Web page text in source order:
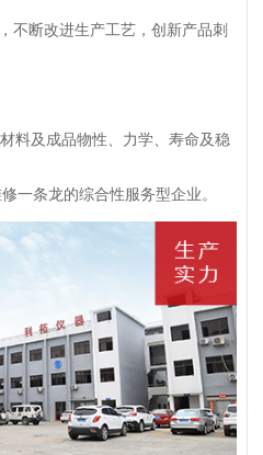
不断改进生产工艺，创新产品刺
料及成品物性、力学、寿命及稳
一条龙的综合性服务型企业。